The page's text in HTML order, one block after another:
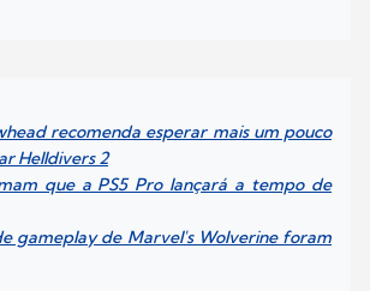
recomenda esperar mais um pouco
Helldivers 2
que a PS5 Pro lançará a tempo de
gameplay de Marvel's Wolverine foram